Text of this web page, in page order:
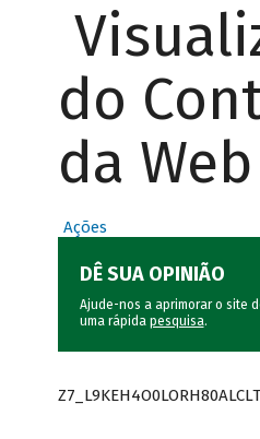
do
da Web
Ações
DÊ SUA OPINIÃO
Ajude-nos a aprimorar o site
uma rápida pesquisa.